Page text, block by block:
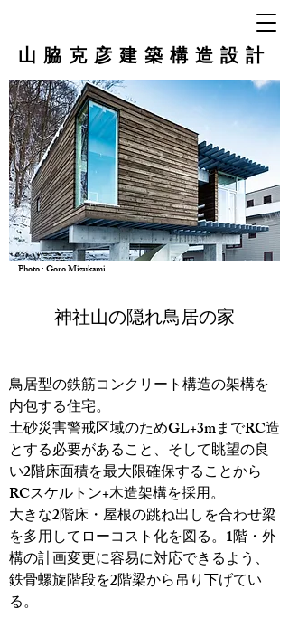
山脇克彦建築構造設計
Photo : Goro Mizukami
神社山の隠れ鳥居の家
鳥居型の鉄筋コンクリート構造の架構を
内包する住宅​。
土砂災害警戒区域のためGL+3mまでRC造
とする必要があること、そして眺望の良
い2階床面積を最大限確保することから
RCスケルトン+木造架構を採用。
大きな2階床・屋根の跳ね出しを合わせ梁
を多用してローコスト化を図る。1階・外
構の計画変更に容易に対応できるよう、
鉄骨螺旋階段を2階梁から吊り下げてい
る。